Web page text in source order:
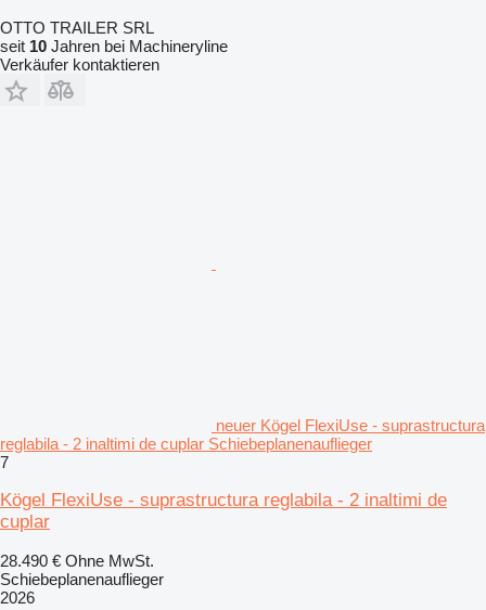
OTTO TRAILER SRL
seit 10 Jahren bei Machineryline
Verkäufer kontaktieren
neuer Kögel FlexiUse - suprastructura
reglabila - 2 inaltimi de cuplar Schiebeplanenauflieger
7
Kögel FlexiUse - suprastructura reglabila - 2 inaltimi de
cuplar
28.490 € Ohne MwSt.
Schiebeplanenauflieger
2026